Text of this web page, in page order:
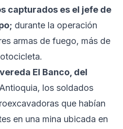
capturados es el jefe de
durante la operación
armas de fuego, más de
El Banco, del
Antioquia, los soldados
que habían
en una mina ubicada en